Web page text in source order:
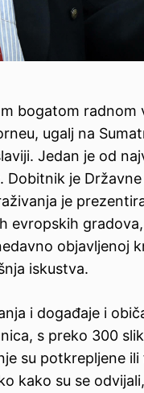
bogatom radnom
ugalj na
Jedan je od
je
je
objavljenoj
iskustva.
i događaje i
s preko 300
su potkrepljene
kako su se